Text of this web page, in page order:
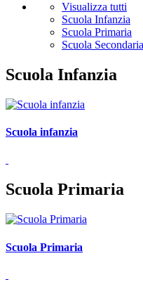
Visualizza tutti
Scuola Infanzia
Scuola Primaria
Scuola
Scuola Infanzia
Scuola infanzia
Scuola Primaria
Scuola Primaria